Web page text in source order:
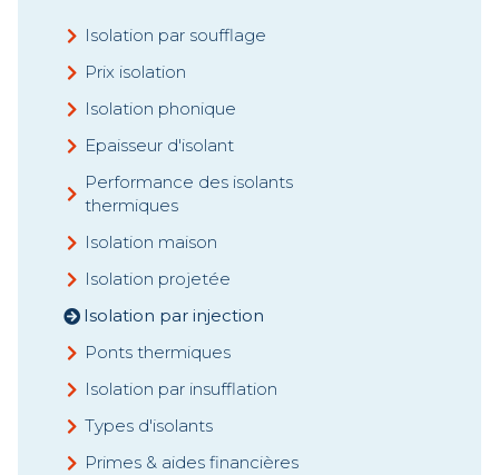
Isolation par soufflage
Prix isolation
Isolation phonique
Epaisseur d'isolant
Performance des isolants
thermiques
Isolation maison
Isolation projetée
Isolation par injection
Ponts thermiques
Isolation par insufflation
Types d'isolants
Primes & aides financières